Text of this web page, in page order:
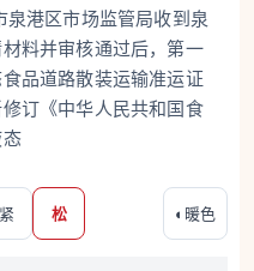
泉港区市场监管局收到泉
料并审核通过后，第一
品道路散装运输准运证
订《中华人民共和国食
紧 松 ◐ 暖色